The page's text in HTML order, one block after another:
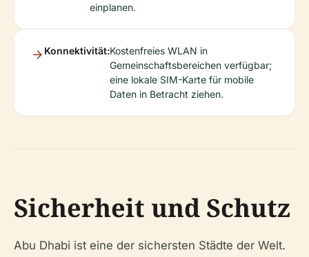
einplanen.
Konnektivität:Kostenfreies WLAN in
Gemeinschaftsbereichen verfügbar;
eine lokale SIM-Karte für mobile
Daten in Betracht ziehen.
Sicherheit und Schutz
Abu Dhabi ist eine der sichersten Städte der Welt.